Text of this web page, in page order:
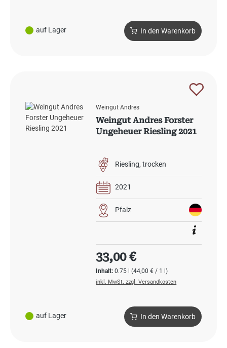
auf Lager In den Warenkorb
auf Lager
Weingut Andres
Weingut Andres Forster
Ungeheuer Riesling 2021
Riesling trocken
2021
Pfalz
Inhalt:0.75 l(44,00 € / 1 l)
Regulärer Preis:
33,00 €
inkl. MwSt. zzgl. Versandkosten
In den Warenkorb